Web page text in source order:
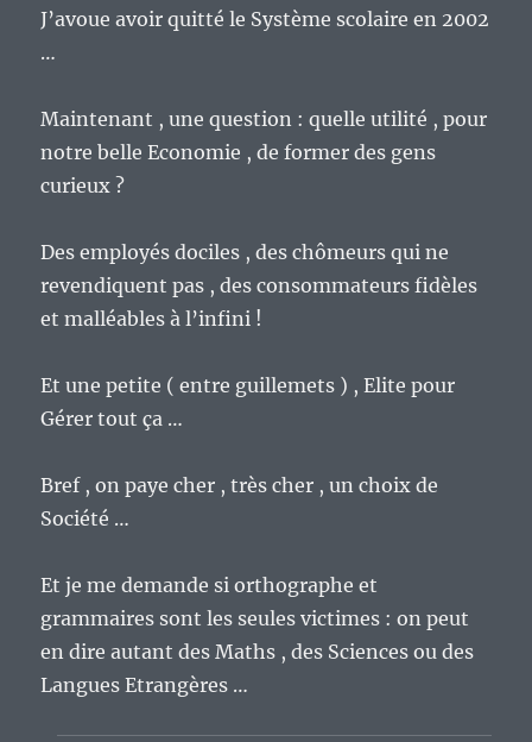
J’avoue avoir quitté le Système scolaire en 2002
…
Maintenant , une question : quelle utilité , pour
notre belle Economie , de former des gens
curieux ?
Des employés dociles , des chômeurs qui ne
revendiquent pas , des consommateurs fidèles
et malléables à l’infini !
Et une petite ( entre guillemets ) , Elite pour
Gérer tout ça …
Bref , on paye cher , très cher , un choix de
Société …
Et je me demande si orthographe et
grammaires sont les seules victimes : on peut
en dire autant des Maths , des Sciences ou des
Langues Etrangères …